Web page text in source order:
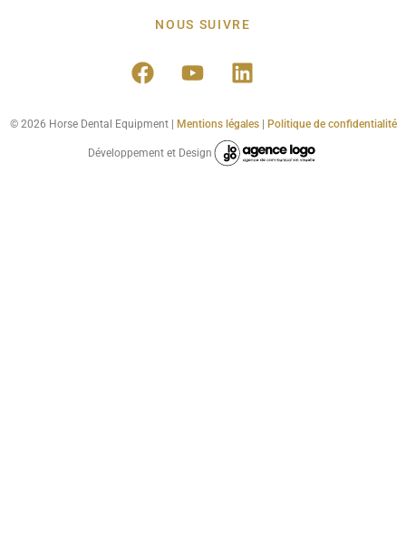
NOUS SUIVRE
© 2026 Horse Dental Equipment | Mentions légales| Politique de confidentialité
Développement et Design